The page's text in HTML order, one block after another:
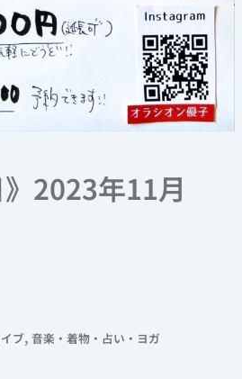
》2023年11月
ブ, 音楽・着物・占い・ヨガ